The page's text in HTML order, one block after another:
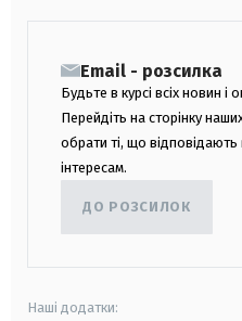
Email - розсилка
Будьте в курсі всіх новин і
Перейдіть на сторінку
обрати ті, що
інтересам.
ДО РОЗСИЛОК
Наші додатки: